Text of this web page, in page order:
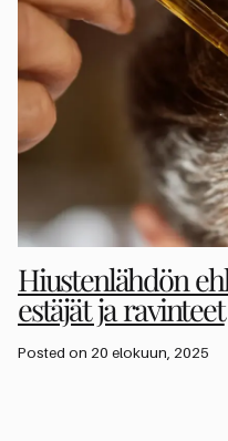
Hiustenlähdön
estäjät ja ravinteet
Posted on 20 elokuun, 2025